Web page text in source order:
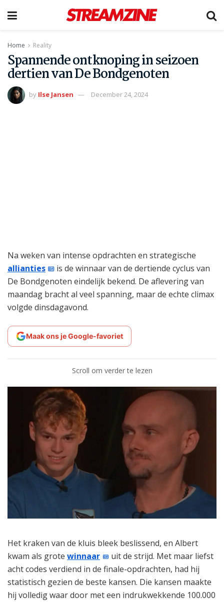
Home Reality
Spannende ontknoping in seizoen
dertien van De Bondgenoten
by Ilse Jansen December 24, 2024
Na weken van intense opdrachten en strategische
allianties
is de winnaar van de dertiende cyclus van
De Bondgenoten eindelijk bekend. De aflevering van
maandag bracht al veel spanning, maar de echte climax
volgde dinsdagavond.
Maak ons je Google-favoriet
Scroll om verder te lezen
Het kraken van de kluis bleek beslissend, en Albert
kwam als grote winnaar
uit de strijd. Met maar liefst
acht codes verdiend in de finale-opdrachten, had hij
statistisch gezien de beste kansen. Die kansen maakte
hij volledig waar door met een indrukwekkende 100.000